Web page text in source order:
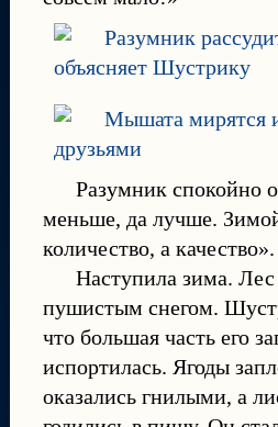
Разумник спокойно
меньше, да лучше.
количество, а качество».
Наступила зима.
пушистым снегом.
что большая часть его
испортилась. Ягоды
оказались гнилыми, а